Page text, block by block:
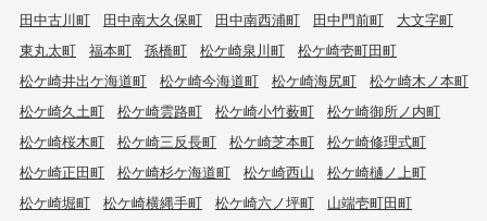
田中古川町
田中南大久保町 田中南西浦町 田中門前町
大文字町
東丸太町
福本町 孫橋町 松ケ崎泉川町
松ケ崎壱町田町
松ケ崎井出ケ海道町
松ケ崎今海道町 松ケ崎海尻町
松ケ崎木ノ本町
松ケ崎久土町
松ケ崎雲路町 松ケ崎小竹薮町
松ケ崎御所ノ内町
松ケ崎桜木町
松ケ崎三反長町 松ケ崎芝本町
松ケ崎修理式町
松ケ崎正田町
松ケ崎杉ケ海道町 松ケ崎西山
松ケ崎樋ノ上町
松ケ崎堀町
松ケ崎横縄手町 松ケ崎六ノ坪町
山端壱町田町